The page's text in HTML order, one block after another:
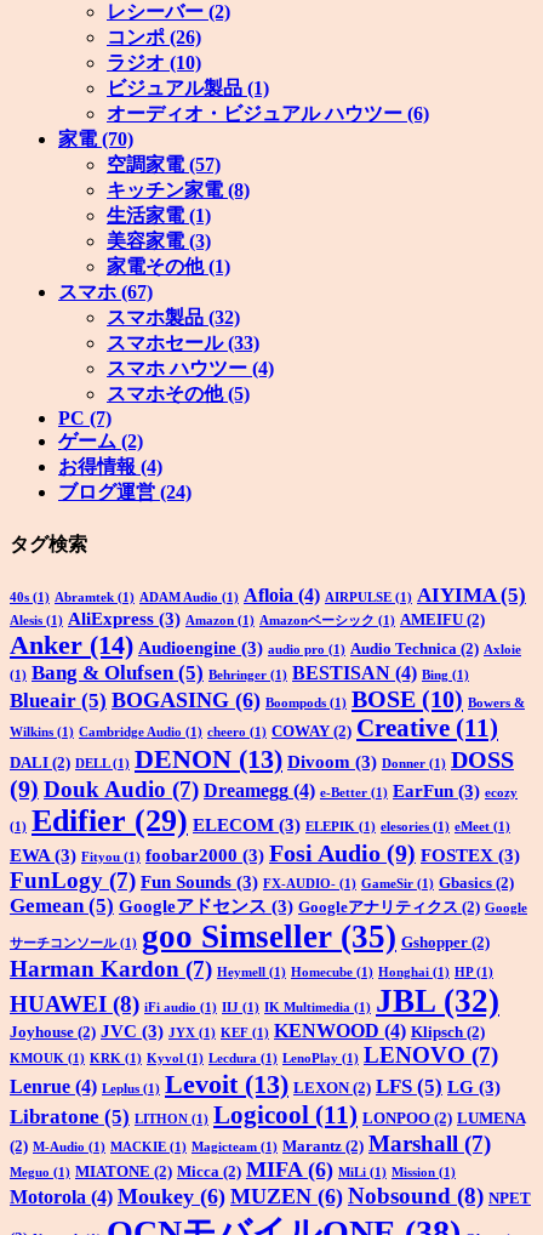
レシーバー (2)
コンポ (26)
ラジオ (10)
ビジュアル製品 (1)
オーディオ・ビジュアル ハウツー (6)
家電(70)
空調家電(57)
キッチン家電(8)
生活家電(1)
美容家電(3)
家電その他(1)
スマホ (67)
スマホ製品 (32)
スマホセール(33)
スマホ ハウツー (4)
スマホその他(5)
PC (7)
ゲーム (2)
お得情報 (4)
ブログ運営 (24)
タグ検索
40s (1) Abramtek (1) ADAM Audio (1) Afloia (4) AIRPULSE (1) AIYIMA(5)
Alesis (1) AliExpress (3) Amazon (1) Amazonベーシック (1) AMEIFU (2)
Anker (14) Audioengine (3) audio pro (1) Audio Technica (2) Axloie
(1) Bang & Olufsen(5) Behringer (1) BESTISAN (4) Bing (1)
Blueair (5) BOGASING (6) Boompods (1) BOSE (10) Bowers &
Wilkins (1) Cambridge Audio (1) cheero (1) COWAY (2) Creative (11)
DALI (2) DELL(1) DENON (13) Divoom (3) Donner (1) DOSS
(9) Douk Audio (7) Dreamegg (4) e-Better (1) EarFun (3) ecozy
(1) Edifier (29) ELECOM (3) ELEPIK (1) elesories (1) eMeet (1)
EWA (3) Fityou (1) foobar2000 (3) Fosi Audio (9) FOSTEX (3)
FunLogy (7) Fun Sounds (3) FX-AUDIO- (1) GameSir (1) Gbasics (2)
Gemean(5) Googleアドセンス (3) Googleアナリティクス (2) Google
サーチコンソール(1) goo Simseller (35) Gshopper (2)
Harman Kardon (7) Heymell (1) Homecube (1) Honghai (1) HP(1)
HUAWEI (8) iFi audio (1) IIJ (1) IK Multimedia (1) JBL (32)
Joyhouse (2) JVC (3) JYX (1) KEF (1) KENWOOD (4) Klipsch (2)
KMOUK (1) KRK (1) Kyvol (1) Lecdura (1) LenoPlay (1) LENOVO (7)
Lenrue (4) Leplus (1) Levoit(13) LEXON(2) LFS (5) LG (3)
Libratone (5) LITHON (1) Logicool (11) LONPOO (2) LUMENA
(2) M-Audio (1) MACKIE (1) Magicteam (1) Marantz (2) Marshall (7)
Meguo (1) MIATONE (2) Micca (2) MIFA (6) MiLi (1) Mission (1)
Motorola (4) Moukey (6) MUZEN (6) Nobsound (8) NPET